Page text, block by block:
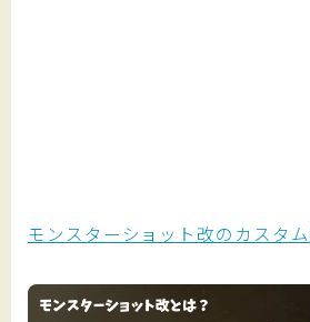
モンスターショット改のカスタ